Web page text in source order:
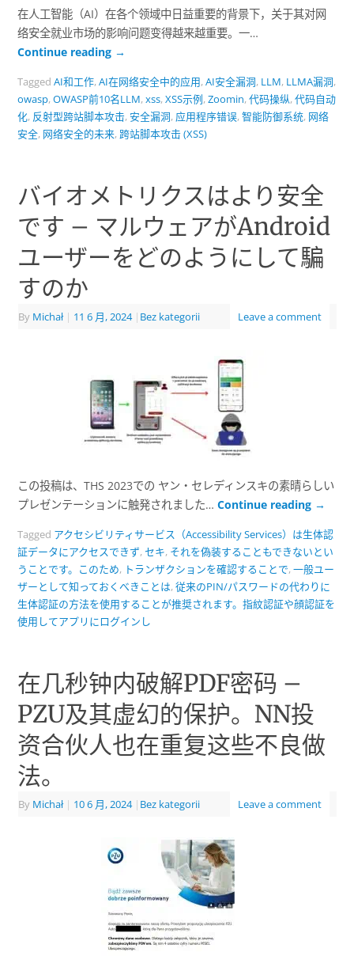
在人工智能（AI）在各个领域中日益重要的背景下，关于其对网
络安全就业市场的影响问题变得越来越重要。一…
Continue reading →
Tagged AI和工作,AI在网络安全中的应用,AI安全漏洞, LLM, LLMA漏洞,
owasp,OWASP前10名LLM,xss,XSS示例,Zoomin,代码操纵,代码自动
化, 反射型跨站脚本攻击,安全漏洞, 应用程序错误,智能防御系统, 网络
安全, 网络安全的未来, 跨站脚本攻击 (XSS)
バイオメトリクスはより安全
です – マルウェアがAndroid
ユーザーをどのようにして騙
すのか
By Michał | 11 6 月, 2024 | Bez kategorii Leave a comment
この投稿は、THS 2023での ヤン・セレディンスキの素晴らしい
プレゼンテーションに触発されました… Continue reading →
Tagged アクセシビリティサービス（Accessibility Services）は生体認
証データにアクセスできず,セキ, それを偽装することもできないとい
うことです。このため, トランザクションを確認することで,一般ユー
ザーとして知っておくべきことは,従来のPIN/パスワードの代わりに
生体認証の方法を使用することが推奨されます。指紋認証や顔認証を
使用してアプリにログインし
在几秒钟内破解PDF密码 –
PZU及其虚幻的保护。NN投
资合伙人也在重复这些不良做
法。
By Michał | 10 6 月, 2024 | Bez kategorii Leave a comment